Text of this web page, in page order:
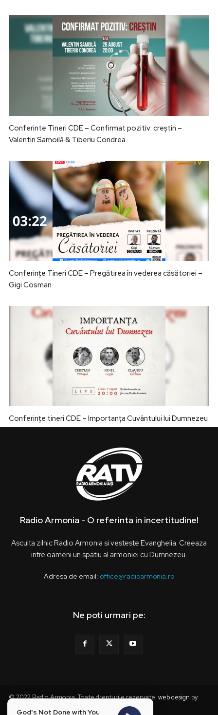
Conferinte Tineri CDE – Confirmat pozitiv: creștin –
Valentin Samoilă & Tiberiu Condrea
Conferințe Tineri CDE – Pregătirea în vederea căsătoriei –
Gigi Cosman
Conferințe tineri CDE – Importanța Cuvântului lui Dumnezeu
Radio Armonia - O referinta in incertitudine!
Asculta zilnic Radio Armonia si vesteste Evanghelia. Creeaza
intre oameni un spatiu al armoniei cu Dumnezeu.
Adresa de email: office@radioarmonia.ro
Ne poti urmari pe:
© 2022 Radio Armonia. Toate drepturile rezervate. web design by
God's Not Done with You